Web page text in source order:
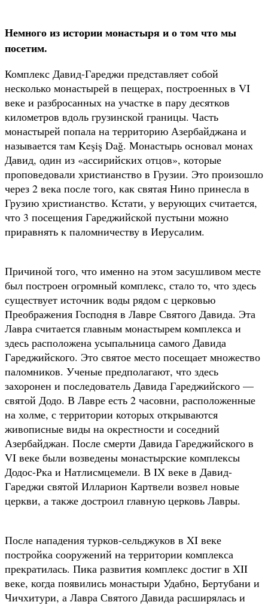
Немного из истории монастыря и о том что мы
посетим.
Комплекс Давид-Гареджи представляет собой
несколько монастырей в пещерах, построенных в VI
веке и разбросанных на участке в пару десятков
километров вдоль грузинской границы. Часть
монастырей попала на территорию Азербайджана и
называется там Keşiş Dağ. Монастырь основал монах
Давид, один из «ассирийских отцов», которые
проповедовали христианство в Грузии. Это произошло
через 2 века после того, как святая Нино принесла в
Грузию христианство. Кстати, у верующих считается,
что 3 посещения Гареджийской пустыни можно
приравнять к паломничеству в Иерусалим.
Причиной того, что именно на этом засушливом месте
был построен огромный комплекс, стало то, что здесь
существует источник воды рядом с церковью
Преображения Господня в Лавре Святого Давида. Эта
Лавра считается главным монастырем комплекса и
здесь расположена усыпальница самого Давида
Гареджийского. Это святое место посещает множество
паломников. Ученые предполагают, что здесь
захоронен и последователь Давида Гареджийского —
святой Додо. В Лавре есть 2 часовни, расположенные
на холме, с территории которых открываются
живописные виды на окрестности и соседний
Азербайджан. После смерти Давида Гареджийского в
VI веке были возведены монастырские комплексы
Додос-Рка и Натлисмцемели. В IX веке в Давид-
Гареджи святой Илларион Картвели возвел новые
церкви, а также достроил главную церковь Лавры.
После нападения турков-сельджуков в XI веке
постройка сооружений на территории комплекса
прекратилась. Пика развития комплекс достиг в XII
веке, когда появились монастыри Удабно, Бертубани и
Чичхитури, а Лавра Святого Давида расширялась и